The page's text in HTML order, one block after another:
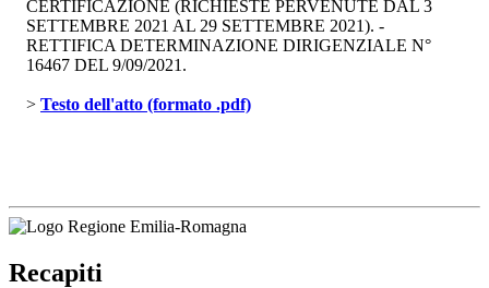
CERTIFICAZIONE (RICHIESTE PERVENUTE DAL 3
SETTEMBRE 2021 AL 29 SETTEMBRE 2021). -
RETTIFICA DETERMINAZIONE DIRIGENZIALE N°
16467 DEL 9/09/2021.
> Testo dell'atto (formato .pdf)
Recapiti